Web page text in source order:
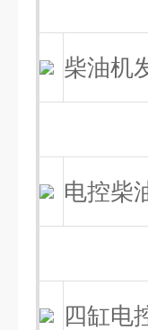
柴油机
电控柴
四缸电